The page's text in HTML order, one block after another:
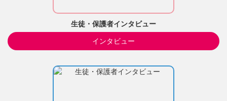
生徒・保護者インタビュー
インタビュー